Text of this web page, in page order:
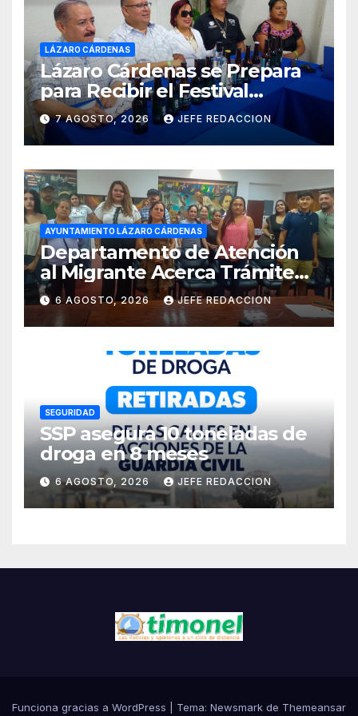
LÁZARO CÁRDENAS
Lázaro Cárdenas se Prepara
para Recibir el Festival
Internacional de la Cerveza
Costa de Michoacán 2026
7 AGOSTO, 2026 JEFE REDACCION
AYUNTAMIENTO LÁZARO CÁRDENAS
Departamento de Atención
al Migrante Acerca Trámite
de Pasaportes
Estadounidenses a
Residentes de Lázaro
Cárdenas
6 AGOSTO, 2026 JEFE REDACCION
SEGURIDAD
SSP asegura 10 toneladas de
droga en 8 meses
6 AGOSTO, 2026 JEFE REDACCION
Funciona gracias a WordPress Tema: Newsmark de Themeansar